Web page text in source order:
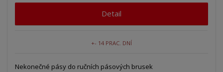
Detail
+- 14 PRAC. DNÍ
Nekonečné pásy do ručních pásových brusek